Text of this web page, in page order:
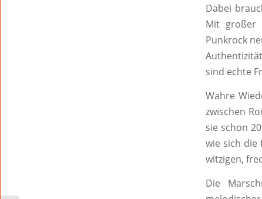
Dabei
Mit großer
Punkrock
sind echte
Wahre
zwischen
sie schon
wie sich die
witzigen,
Die